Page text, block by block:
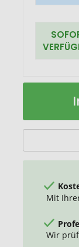
Mit
Wir